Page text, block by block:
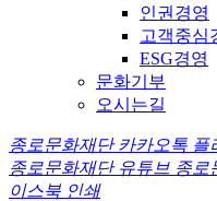
인권경영
고객중심
ESG경영
문화기부
오시는길
종로문화재단 카카오톡 플
종로문화재단 유튜브 종로
이스북 인쇄